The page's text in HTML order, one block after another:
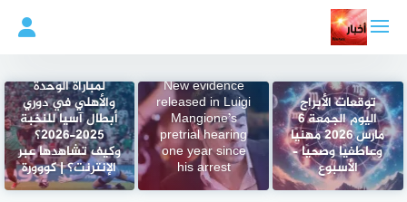
المحتوى
توقعات الأبراج
اليوم الجمعة 6
مارس 2026 مهنيًا
وعاطفيًا وصحيًا –
الأسبوع
New evidence
released in Luigi
Mangione’s
pretrial hearing
one year since
his arrest
لمباراة الوحدة
والأهلي في دوري
أبطال آسيا للنخبة
2025-2026؟
وكيف تشاهدها عبر
الإنترنت؟ | كووورة